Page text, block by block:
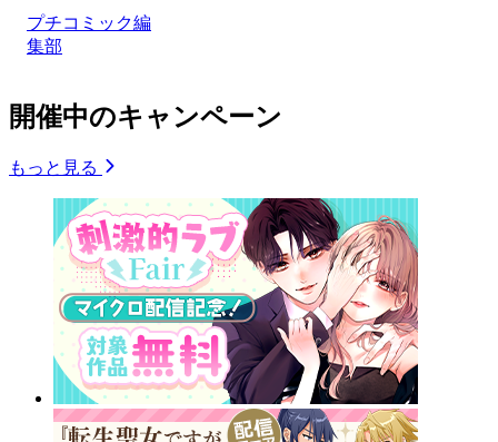
プチコミック編
集部
開催中のキャンペーン
もっと見る